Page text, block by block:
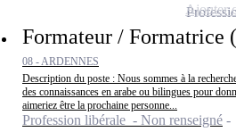
Formateur / Formatrice
08 - ARDENNES
Description du poste : Nous sommes à la
des connaissances en arabe ou bilingues pour
aimeriez être la prochaine personne...
Profession libérale - Non renseigné
Ajouter